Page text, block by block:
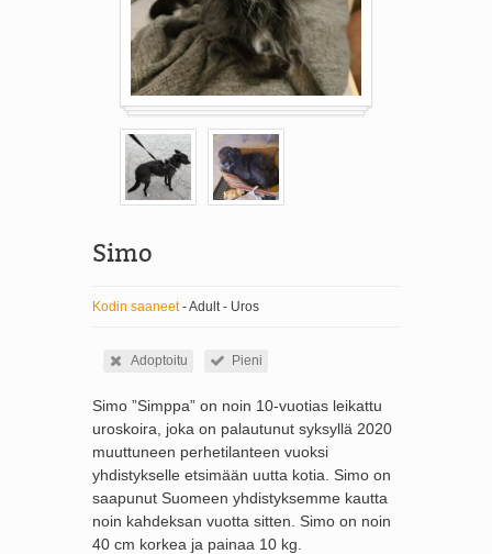
Simo
Kodin saaneet- Adult - Uros
Adoptoitu Pieni
Simo ”Simppa” on noin 10-vuotias leikattu
uroskoira, joka on palautunut syksyllä 2020
muuttuneen perhetilanteen vuoksi
yhdistykselle etsimään uutta kotia. Simo on
saapunut Suomeen yhdistyksemme kautta
noin kahdeksan vuotta sitten. Simo on noin
40 cm korkea ja painaa 10 kg.